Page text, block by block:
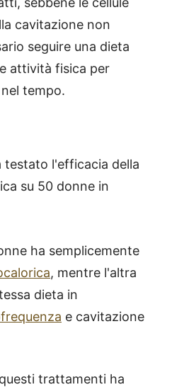
cavitazione non
seguire una dieta
attività fisica per
tempo.
testato l'efficacia della
su 50 donne in
ha semplicemente
, mentre l'altra
dieta in
e cavitazione
trattamenti ha